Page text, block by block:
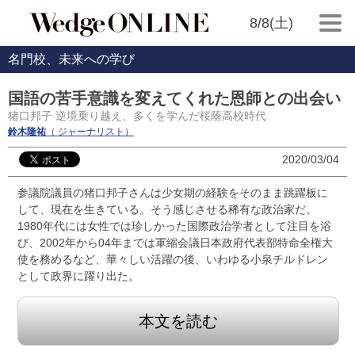
8/8(土)
名門校、未来への学び
国語の苦手意識を変えてくれた恩師との出会い
猪口邦子 逆境乗り越え、多くを学んだ桜蔭高校時代
鈴木隆祐 （ ジャーナリスト）
2020/03/04
参議院議員の猪口邦子さんは少女期の経験をそのまま跳躍板に
して、現在を生きている。そう感じさせる稀有な政治家だ。
1980年代には女性では珍しかった国際政治学者として注目を浴
び、2002年から04年までは軍縮会議日本政府代表部特命全権大
使を務めるなど、華々しい活躍の後、いわゆる小泉チルドレン
として政界に躍り出た。
本文を読む